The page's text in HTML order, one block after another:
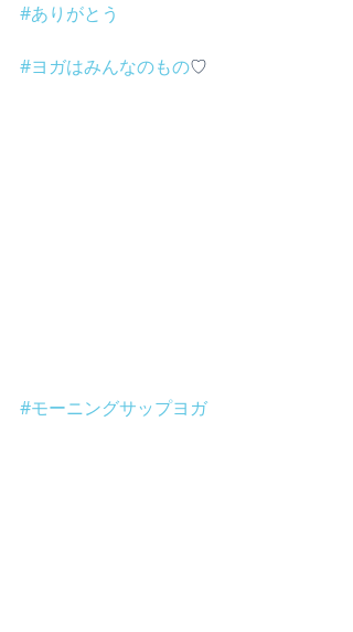
#ありがとう
#ヨガはみんなのもの♡
#モーニングサップヨガ